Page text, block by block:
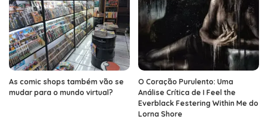
As comic shops também vão se
mudar para o mundo virtual?
O Coração Purulento: Uma
Análise Crítica de I Feel the
Everblack Festering Within Me do
Lorna Shore